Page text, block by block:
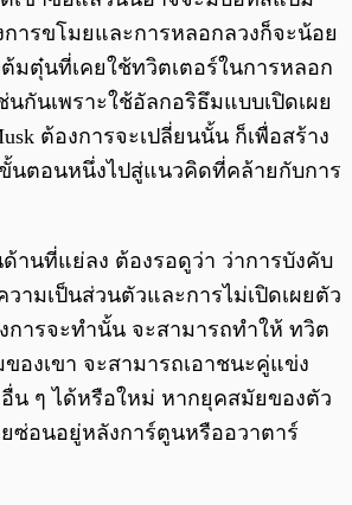
การขโมยและการหลอกลวงก็จะน้อย
มตุ๋นที่เคยใช้ทวิตเตอร์ในการหลอก
กันเพราะใช้อัลกอริธึมแบบเปิดเผย
ต้องการจะเปลี่ยนนั้น ก็เพื่อสร้าง
ขั้นตอนหนึ่งไปสู่แนวคิดที่คล้ายกับการ
านที่แย่ลง ต้องรอดูว่า ว่าการบังคับ
ามเป็นส่วนตัวและการไม่เปิดเผยตัว
การจะทำนั้น จะสามารถทำให้ ทวิต
องเขา จะสามารถเอาชนะคู่แข่ง
อื่น ๆ ได้หรือใหม่ หากยุคสมัยของตัว
ซ่อนอยู่หลังการ์ตูนหรืออวาตาร์